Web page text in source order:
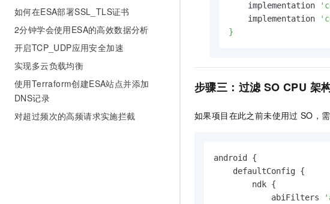
如何在ESA部署SSL_TLS证书
2分钟学会使用ESA的高效数据分析
开启TCP_UDP应用安全加速
实现多云负载均衡
使用Terraform创建ESA站点并添加
DNS记录
对超过频次的高频请求实施拦截
    implementation
    implementation
}
步骤三：过滤 SO CPU 架
如果项目在此之前未使用过 SO，
android {
    defaultConfig {
        ndk {
            abiFilters